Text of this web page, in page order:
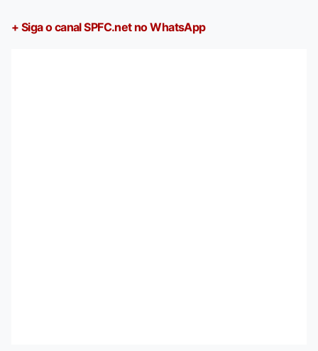
+ Siga o canal SPFC.net no WhatsApp